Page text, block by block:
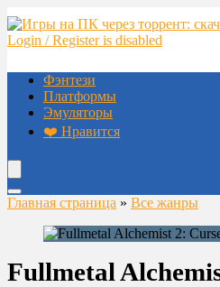
Login / Register is disabled
Фэнтези
Платформы
Эмуляторы
❤️ Нравится
Главная страница » Все жанры
Fullmetal